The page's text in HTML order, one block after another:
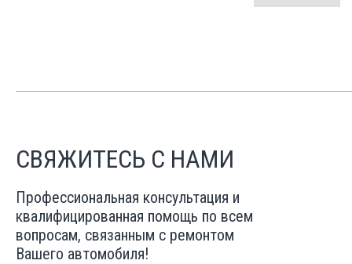
СВЯЖИТЕСЬ С НАМИ
Профессиональная консультация и
квалифицированная помощь по всем
вопросам, связанным с ремонтом
Вашего автомобиля!